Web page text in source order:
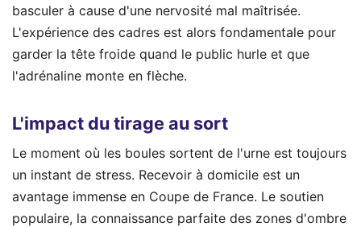
basculer à cause d'une nervosité mal maîtrisée.
L'expérience des cadres est alors fondamentale pour
garder la tête froide quand le public hurle et que
l'adrénaline monte en flèche.
L'impact du tirage au sort
Le moment où les boules sortent de l'urne est toujours
un instant de stress. Recevoir à domicile est un
avantage immense en Coupe de France. Le soutien
populaire, la connaissance parfaite des zones d'ombre